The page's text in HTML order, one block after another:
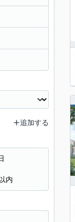
追加する
内